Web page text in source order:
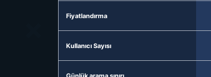
Fiyatlandırma
Kullanıcı Sayısı
Günlük arama sınırı